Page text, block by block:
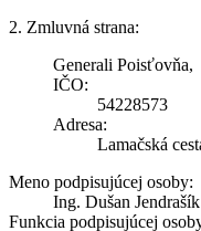
2. Zmluvná strana:
Generali Poisťovňa,
IČO:
54228573
Adresa:
Lamačská
Meno podpisujúcej osoby:
Ing. Dušan Jendrašík
Funkcia podpisujúcej